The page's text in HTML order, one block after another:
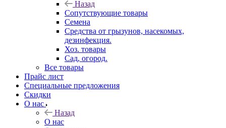
Назад
Сопутствующие товары
Семена
Средства от грызунов, насекомых,
дезинфекция.
Хоз. товары
Сад, огород.
Все товары
Прайс лист
Специальные предложения
Скидки
О нас
Назад
О нас